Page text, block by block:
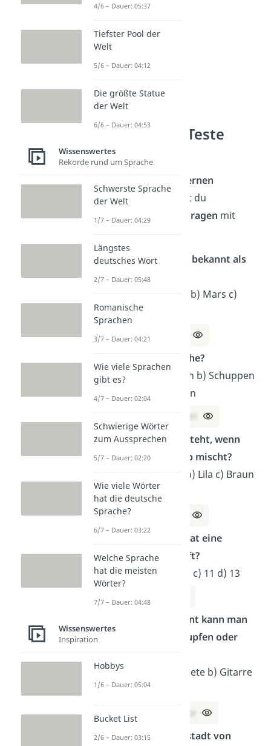
Quizfragen — Teste
dein Wissen!
Lernen
spannend
. Hier findest du
abwechslungsreiche Fragen mit
Welcher Planet ist bekannt als
„Roter Planet“?
Auswahl: a) Venus b) Mars c)
Jupiter d) Neptun
Lösung:
Womit atmen Fische?
Auswahl: a) Kiemen b) Schuppen
c) Gräten d) Flossen
a) Kiemen
Welche Farbe entsteht, wenn
man Blau und Gelb mischt?
Auswahl: a) Grün b) Lila c) Braun
d) Orange
Lösung:
Wie viele Spieler hat eine
Fußballmannschaft?
Auswahl: a) 9 b) 10 c) 11 d) 13
Welches Instrument kann man
mit den Fingern zupfen oder
Auswahl: a) Trompete b) Gitarre
c) Klavier d) Flöte
Lösung:
b) Gitarre
Was ist die Hauptstadt von
4/6 – Dauer: 05:37
Tiefster Pool der
Welt
5/6 – Dauer: 04:12
Die größte Statue
der Welt
6/6 – Dauer: 04:53
Wissenswertes
Rekorde rund um Sprache
Schwerste Sprache
der Welt
1/7 – Dauer: 04:29
Längstes
deutsches Wort
2/7 – Dauer: 05:48
Romanische
Sprachen
3/7 – Dauer: 04:21
Wie viele Sprachen
gibt es?
4/7 – Dauer: 02:04
Schwierige Wörter
zum Aussprechen
5/7 – Dauer: 02:20
Wie viele Wörter
hat die deutsche
Sprache?
6/7 – Dauer: 03:22
Welche Sprache
hat die meisten
Wörter?
7/7 – Dauer: 04:48
Wissenswertes
Inspiration
Hobbys
1/6 – Dauer: 05:04
Bucket List
2/6 – Dauer: 03:15